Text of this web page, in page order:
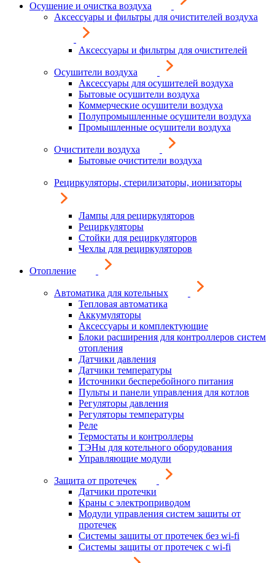
Осушение и очистка воздуха
Аксессуары и фильтры для очистителей воздуха
Аксессуары и фильтры для очистителей
Осушители воздуха
Аксессуары для осушителей воздуха
Бытовые осушители воздуха
Коммерческие осушители воздуха
Полупромышленные осушители воздуха
Промышленные осушители воздуха
Очистители воздуха
Бытовые очистители воздуха
Рециркуляторы, стерилизаторы, ионизаторы
Лампы для рециркуляторов
Рециркуляторы
Стойки для рециркуляторов
Чехлы для рециркуляторов
Отопление
Автоматика для котельных
Тепловая автоматика
Аккумуляторы
Аксессуары и комплектующие
Блоки расширения для контроллеров систем
отопления
Датчики давления
Датчики температуры
Источники бесперебойного питания
Пульты и панели управления для котлов
Регуляторы давления
Регуляторы температуры
Реле
Термостаты и контроллеры
ТЭНы для котельного оборудования
Управляющие модули
Защита от протечек
Датчики протечки
Краны с электроприводом
Модули управления систем защиты от
протечек
Системы защиты от протечек без wi-fi
Системы защиты от протечек с wi-fi